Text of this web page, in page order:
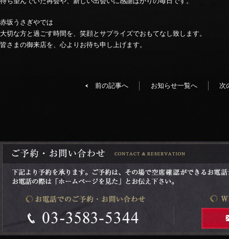
赤坂うさぎやでは
大切な方と過ごす時間を、笑顔とサプライズでおもてなし致します。
皆さまの御来店を、心よりお待ち申し上げます。
前の記事へ お知らせ一覧へ 次